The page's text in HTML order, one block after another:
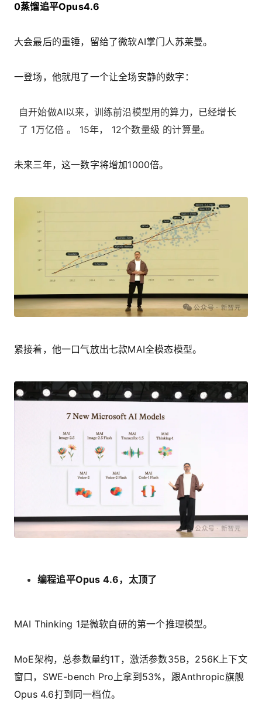
0蒸馏追平Opus4.6
大会最后的重锤，留给了微软AI掌门人苏莱曼。
一登场，他就甩了一个让全场安静的数字：
自开始做AI以来，训练前沿模型用的算力，已经增长
了 1万亿倍 。 15年， 12个数量级 的计算量。
未来三年，这一数字将增加1000倍。
紧接着，他一口气放出七款MAI全模态模型。
编程追平Opus 4.6，太顶了
MAI Thinking 1是微软自研的第一个推理模型。
MoE架构，总参数量约1T，激活参数35B，256K上下文
窗口，SWE-bench Pro上拿到53%，跟Anthropic旗舰
Opus 4.6打到同一档位。